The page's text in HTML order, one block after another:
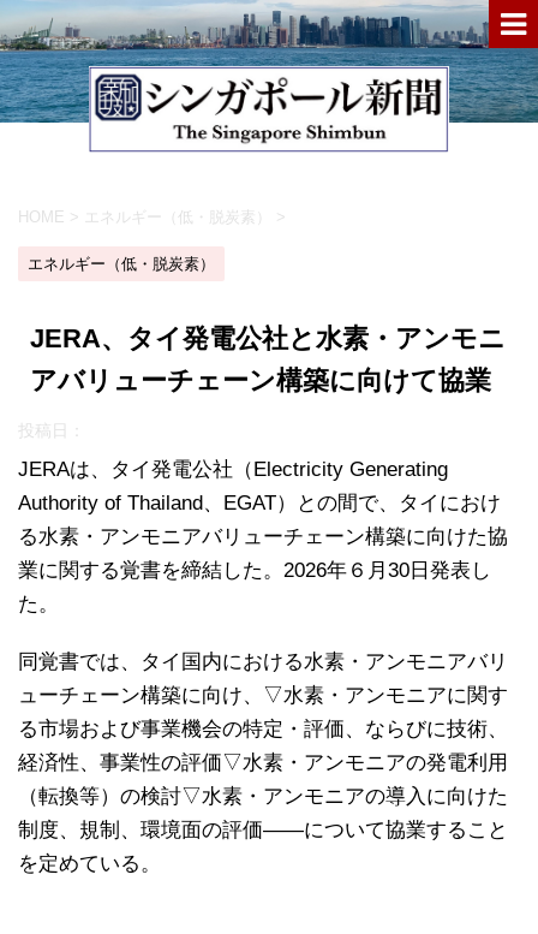
HOME > エネルギー（低・脱炭素） >
エネルギー（低・脱炭素）
JERA、タイ発電公社と水素・アンモニ
アバリューチェーン構築に向けて協業
投稿日：
JERAは、タイ発電公社（Electricity Generating
Authority of Thailand、EGAT）との間で、タイにおけ
る水素・アンモニアバリューチェーン構築に向けた協
業に関する覚書を締結した。2026年６月30日発表し
た。
同覚書では、タイ国内における水素・アンモニアバリ
ューチェーン構築に向け、▽水素・アンモニアに関す
る市場および事業機会の特定・評価、ならびに技術、
経済性、事業性の評価▽水素・アンモニアの発電利用
（転換等）の検討▽水素・アンモニアの導入に向けた
制度、規制、環境面の評価――について協業すること
を定めている。